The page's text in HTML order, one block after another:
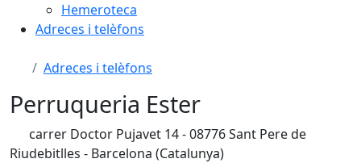
Hemeroteca
Adreces i telèfons
Adreces i telèfons
Perruqueria Ester
carrer Doctor Pujavet 14 - 08776 Sant Pere de
Riudebitlles - Barcelona (Catalunya)